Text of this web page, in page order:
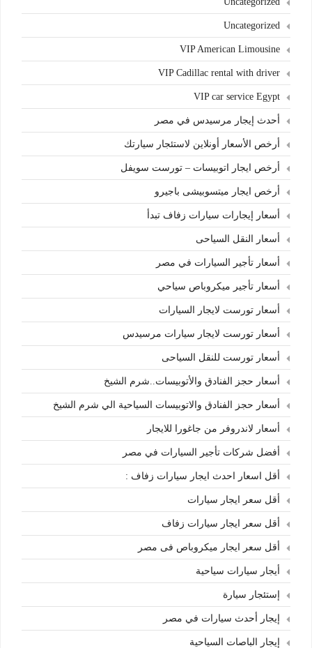
Uncategorized
VIP American Limousine
VIP Cadillac rental with driver
VIP car service Egypt
أحدث إيجار مرسيدس في مصر
أرخص الأسعار أونلاين لاستئجار سيارتك
أرخص ايجار اتوبيسات – تورست سويفل
أرخص ايجار ميتسوبيشى باجيرو
أسعار إيجارات سيارات زفاف تبدأ
أسعار النقل السياحى
أسعار تأجير السيارات في مصر
أسعار تأجير ميكروباص سياحي
أسعار تورست لايجار السيارات
أسعار تورست لايجار سيارات مرسيدس
أسعار تورست للنقل السياحى
أسعار حجز الفنادق والأتوبيسات..شرم الشيخ
أسعار حجز الفنادق والاتوبيسات السياحية الي شرم الشيخ
أسعار لاندروفر من جاغورا للايجار
أفضل شركات تأجير السيارات في مصر
أقل اسعار احدث ايجار سيارات زفاف :
أقل سعر ايجار سيارات
أقل سعر ايجار سيارات زفاف
أقل سعر ايجار ميكروباص فى مصر
أيجار سيارات سياحية
إستئجار سيارة
إيجار أحدث سيارات في مصر
إيجار الباصات السياحية